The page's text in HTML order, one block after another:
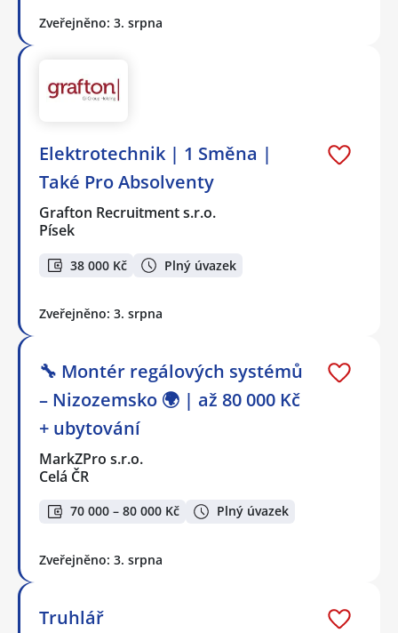
Zveřejněno: 3. srpna
Elektrotechnik | 1 Směna |
Také Pro Absolventy
Grafton Recruitment s.r.o.
Písek
38 000 Kč Plný úvazek
Zveřejněno: 3. srpna
🔧 Montér regálových systémů
– Nizozemsko 🌍 | až 80 000 Kč
+ ubytování
MarkZPro s.r.o.
Celá ČR
70 000 – 80 000 Kč Plný úvazek
Zveřejněno: 3. srpna
Truhlář